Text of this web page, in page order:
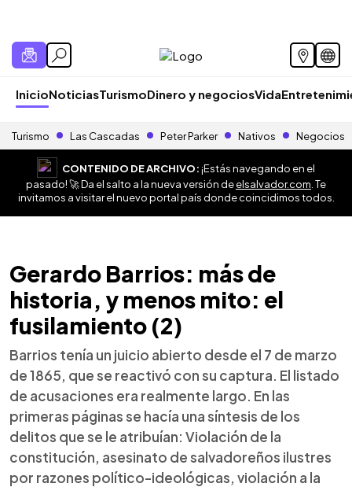
InicioNoticiasTurismoDinero y negociosVida
Turismo Las Cascadas Peter Parker Nativos Negocios
CONTENIDO DE ARCHIVO:¡Estás navegando en el
pasado! 🚀 Da el salto a la nueva versión deelsalvador.com . Te
invitamos a visitar el nuevo portal país donde coincidimos todos.
Gerardo Barrios: más de
historia, y menos mito: el
fusilamiento (2)
Barrios tenía un juicio abierto desde el 7 de marzo
de 1865, que se reactivó con su captura. El listado
de acusaciones era realmente largo. En las
primeras páginas se hacía una síntesis de los
delitos que se le atribuían: Violación de la
constitución, asesinato de salvadoreños ilustres
por razones político-ideológicas, violación a la